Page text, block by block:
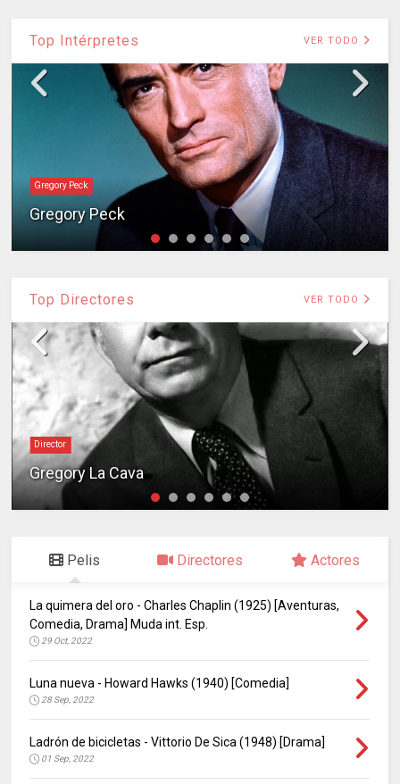
Top Intérpretes VER TODO
Gregory Peck
Gregory Peck
Top Directores VER TODO
Director
Gregory La Cava
Pelis Directores Actores
La quimera del oro - Charles Chaplin (1925) [Aventuras,
Comedia, Drama] Muda int. Esp.
29 Oct, 2022
Luna nueva - Howard Hawks (1940) [Comedia]
28 Sep, 2022
Ladrón de bicicletas - Vittorio De Sica (1948) [Drama]
01 Sep, 2022